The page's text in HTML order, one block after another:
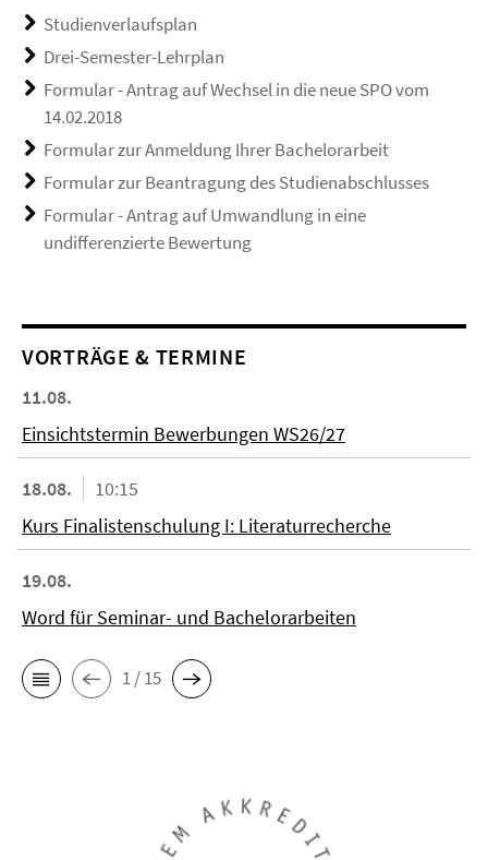
Studienverlaufsplan
Drei-Semester-Lehrplan
Formular - Antrag auf Wechsel in die neue SPO vom
14.02.2018
Formular zur Anmeldung Ihrer Bachelorarbeit
Formular zur Beantragung des Studienabschlusses
Formular - Antrag auf Umwandlung in eine
undifferenzierte Bewertung
VORTRÄGE & TERMINE
11.08.
Einsichtstermin Bewerbungen WS26/27
18.08.
10:15
Kurs Finalistenschulung I: Literaturrecherche
19.08.
Word für Seminar- und Bachelorarbeiten
1 / 15